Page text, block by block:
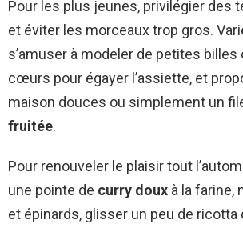
Pour les plus jeunes, privilégier des
et éviter les morceaux trop gros.
s’amuser à modeler de petites billes
cœurs pour égayer l’assiette, et
maison douces ou simplement un
fruitée.
Pour renouveler le plaisir tout
une pointe de curry doux à la farine,
et épinards, glisser un peu de ricotta